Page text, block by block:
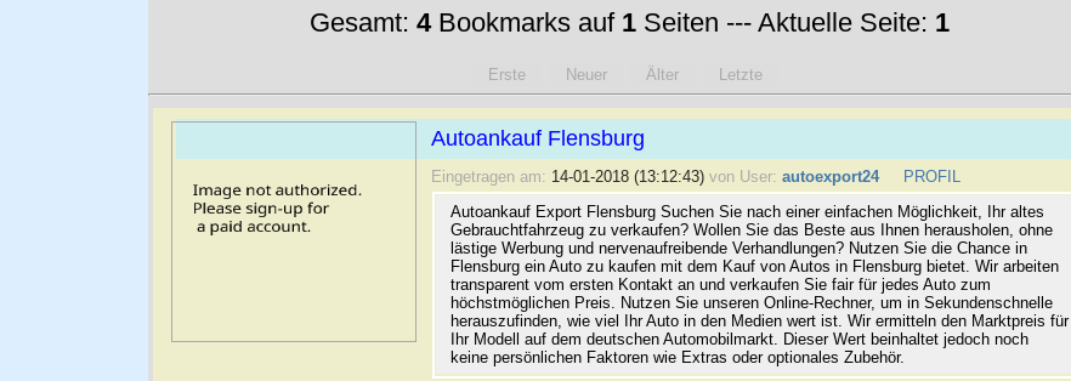
Gesamt: 4Bookmarks auf 1Seiten --- Aktuelle Seite: 1
Erste Neuer Älter Letzte
Autoankauf Flensburg
Eingetragen am: 14-01-2018 (13:12:43) von User: autoexport24
PROFIL
Autoankauf Export Flensburg Suchen Sie nach einer einfachen Möglichkeit, Ihr altes
Gebrauchtfahrzeug zu verkaufen? Wollen Sie das Beste aus Ihnen herausholen, ohne
lästige Werbung und nervenaufreibende Verhandlungen? Nutzen Sie die Chance in
Flensburg ein Auto zu kaufen mit dem Kauf von Autos in Flensburg bietet. Wir arbeiten
transparent vom ersten Kontakt an und verkaufen Sie fair für jedes Auto zum
höchstmöglichen Preis. Nutzen Sie unseren Online-Rechner, um in Sekundenschnelle
herauszufinden, wie viel Ihr Auto in den Medien wert ist. Wir ermitteln den Marktpreis für
Ihr Modell auf dem deutschen Automobilmarkt. Dieser Wert beinhaltet jedoch noch
keine persönlichen Faktoren wie Extras oder optionales Zubehör.